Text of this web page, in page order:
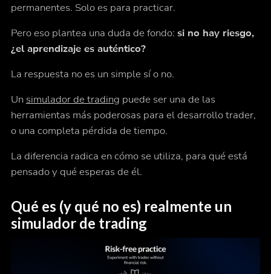
permanentes. Solo es para practicar.
Pero eso plantea una duda de fondo: si no hay riesgo,
¿el aprendizaje es auténtico?
La respuesta no es un simple sí o no.
Un simulador de trading puede ser una de las
herramientas más poderosas para el desarrollo trader,
o una completa pérdida de tiempo.
La diferencia radica en cómo se utiliza, para qué está
pensado y qué esperas de él.
Qué es (y qué no es) realmente un
simulador de trading